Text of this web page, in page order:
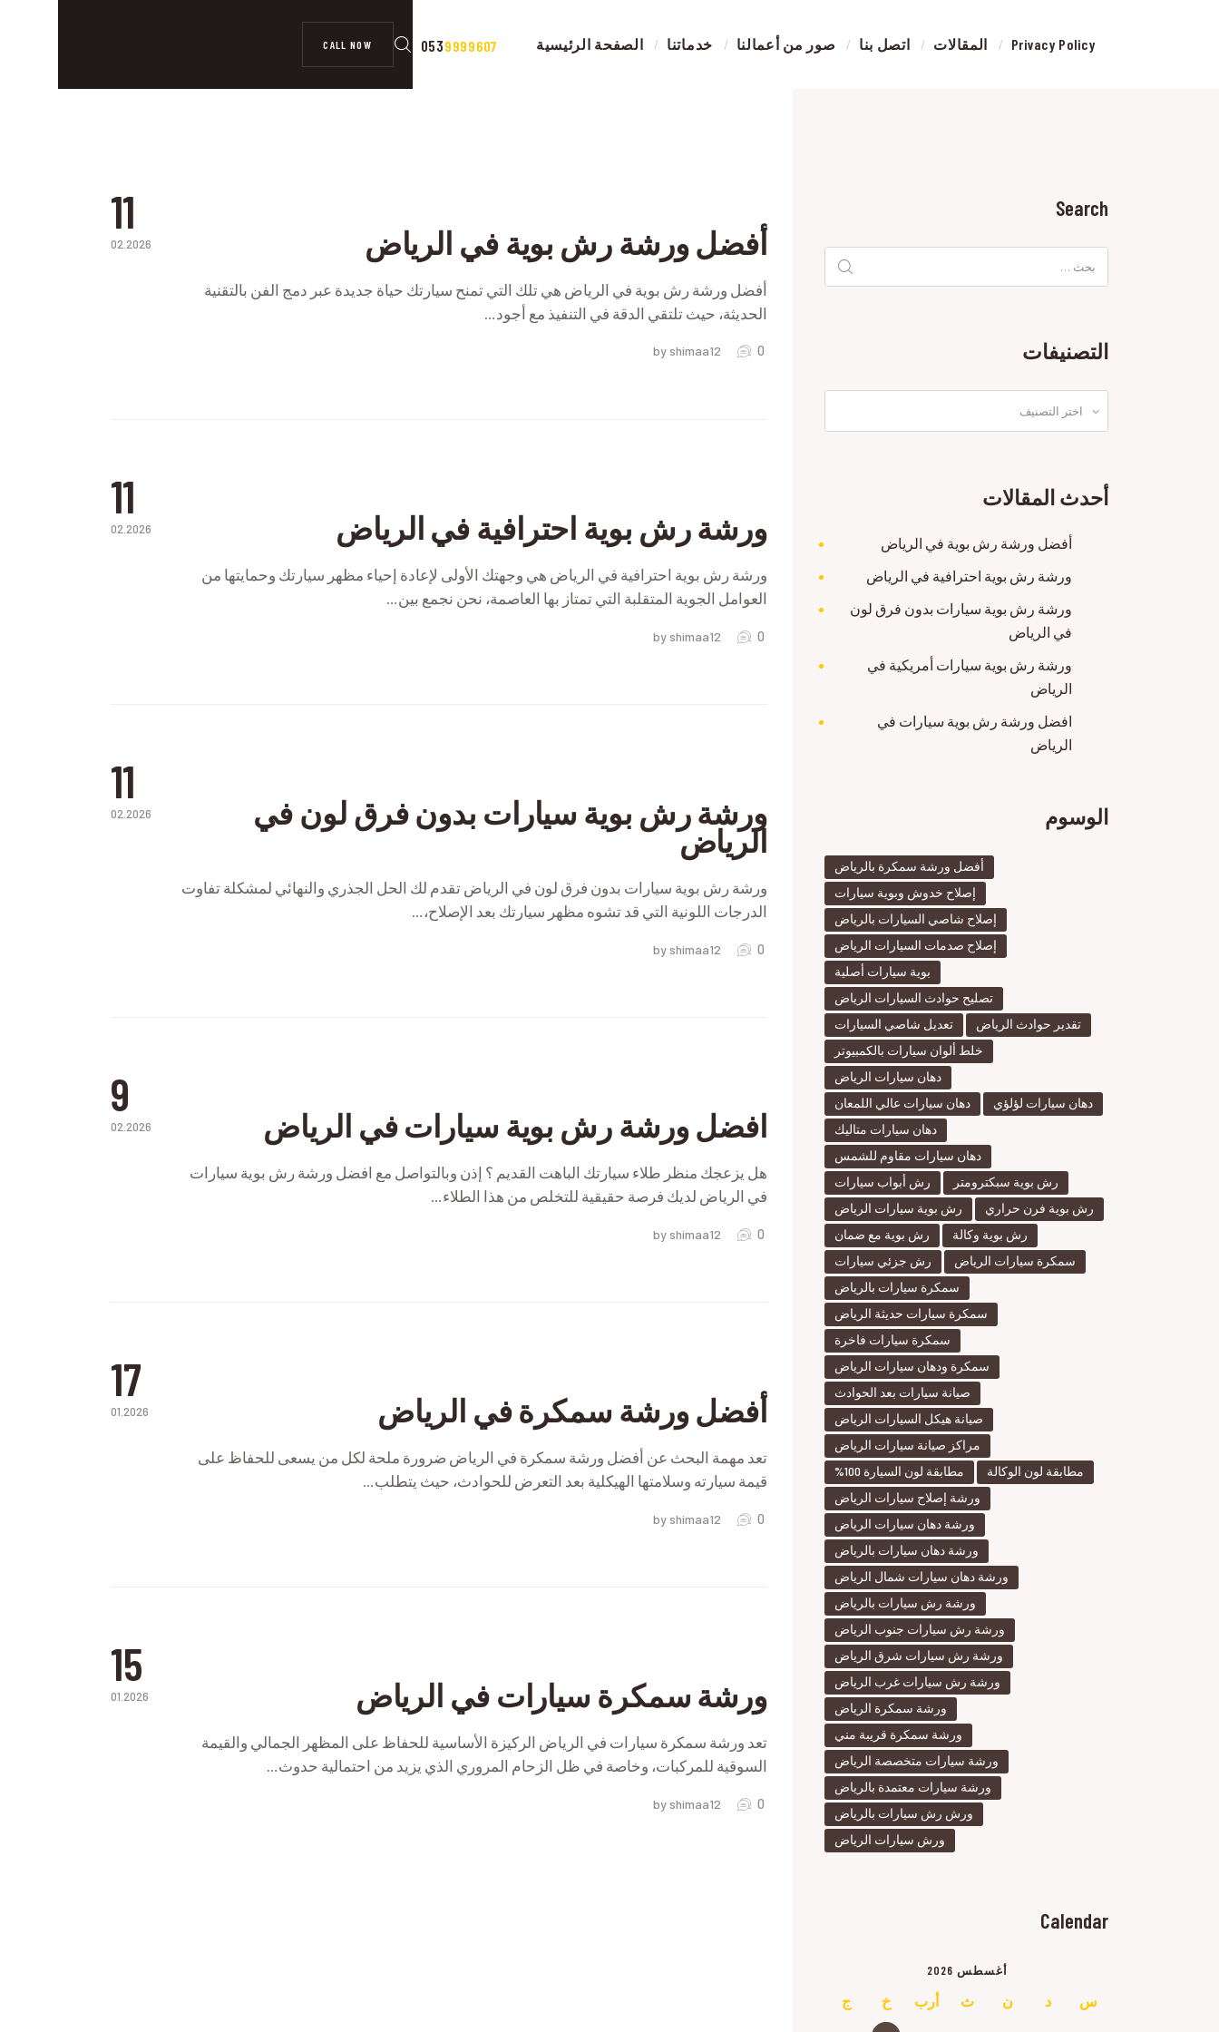
الصفحة الرئيسية خدماتنا صور من أعمالنا اتصل بنا المقالات Privacy Policy
9999607
053
CALL NOW
PRIVACY POLICY
11
02.2026
رش بوية
أفضل ورشة رش بوية في الرياض
أفضل ورشة رش بوية في الرياض هي تلك التي تمنح سيارتك حياة جديدة عبر دمج الفن بالتقنية
الحديثة، حيث تلتقي الدقة في التنفيذ مع أجود…
by shimaa12 0
11
02.2026
ورشة
في
ورشة رش بوية احترافية في الرياض
ورشة رش بوية احترافية في الرياض هي وجهتك الأولى لإعادة إحياء مظهر سيارتك وحمايتها من
العوامل الجوية المتقلبة التي تمتاز بها العاصمة، نحن نجمع بين…
by shimaa12 0
11
02.2026
في
في
سمكرة
ورشة رش بوية سيارات بدون فرق لون في
الرياض
ورشة رش بوية سيارات بدون فرق لون في الرياض تقدم لك الحل الجذري والنهائي لمشكلة تفاوت
الدرجات اللونية التي قد تشوه مظهر سيارتك بعد الإصلاح،…
by shimaa12 0
9
02.2026
افضل
ورشة
رش
بوية
بورش
افضل ورشة رش بوية سيارات في الرياض
هل يزعجك منظر طلاء سيارتك الباهت القديم ؟ إذن وبالتواصل مع افضل ورشة رش بوية سيارات
في الرياض لديك فرصة حقيقية للتخلص من هذا الطلاء…
by shimaa12 0
17
01.2026
أفضل
سمكري
سيارات
في
الرياض
أفضل
ورشة
سمكرة
أفضل
ورشة
سمكرة
في
الرياض
أفضل ورشة سمكرة في الرياض
تعد مهمة البحث عن أفضل ورشة سمكرة في الرياض ضرورة ملحة لكل من يسعى للحفاظ على
قيمة سيارته وسلامتها الهيكلية بعد التعرض للحوادث، حيث يتطلب…
by shimaa12 0
15
01.2026
أفضل
سمكري
سيارات
في
الرياض
أفضل
ورشة
سمكرة
أفضل
ورشة
سمكرة
في
الرياض
ورشة سمكرة سيارات في الرياض
تعد ورشة سمكرة سيارات في الرياض الركيزة الأساسية للحفاظ على المظهر الجمالي والقيمة
السوقية للمركبات، وخاصة في ظل الزحام المروري الذي يزيد من احتمالية حدوث…
by shimaa12 0
Search
عن:
التصنيفات
أحدث المقالات
أفضل ورشة رش بوية في الرياض
ورشة رش بوية احترافية في الرياض
ورشة رش بوية سيارات بدون فرق لون
في الرياض
ورشة رش بوية سيارات أمريكية في
الرياض
افضل ورشة رش بوية سيارات في
الرياض
الوسوم
أفضل ورشة سمكرة بالرياض
إصلاح خدوش وبوية سيارات
إصلاح شاصي السيارات بالرياض
إصلاح صدمات السيارات الرياض
بوية سيارات أصلية
تصليح حوادث السيارات الرياض
تعديل شاصي السيارات
تقدير حوادث الرياض
خلط ألوان سيارات بالكمبيوتر
دهان سيارات الرياض
دهان سيارات عالي اللمعان
دهان سيارات لؤلؤي
دهان سيارات متاليك
دهان سيارات مقاوم للشمس
رش أبواب سيارات
رش بوية سبكترومتر
رش بوية سيارات الرياض
رش بوية فرن حراري
رش بوية مع ضمان
رش بوية وكالة
رش جزئي سيارات
سمكرة سيارات الرياض
سمكرة سيارات بالرياض
سمكرة سيارات حديثة الرياض
سمكرة سيارات فاخرة
سمكرة ودهان سيارات الرياض
صيانة سيارات بعد الحوادث
صيانة هيكل السيارات الرياض
مراكز صيانة سيارات الرياض
مطابقة لون السيارة 100%
مطابقة لون الوكالة
ورشة إصلاح سيارات الرياض
ورشة دهان سيارات الرياض
ورشة دهان سيارات بالرياض
ورشة دهان سيارات شمال الرياض
ورشة رش سيارات بالرياض
ورشة رش سيارات جنوب الرياض
ورشة رش سيارات شرق الرياض
ورشة رش سيارات غرب الرياض
ورشة سمكرة الرياض
ورشة سمكرة قريبة مني
ورشة سيارات متخصصة الرياض
ورشة سيارات معتمدة بالرياض
ورش رش سيارات بالرياض
ورش سيارات الرياض
Calendar
أغسطس 2026
س د ن ث أرب خ ج